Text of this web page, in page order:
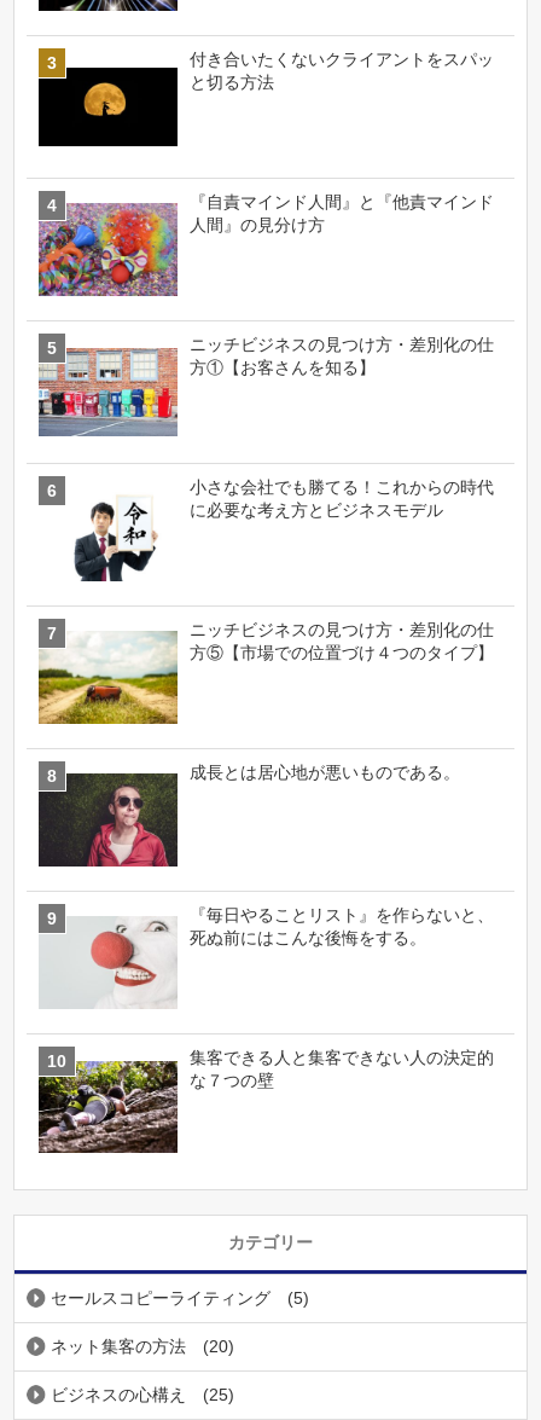
付き合いたくないクライアントをスパッ
と切る方法
『自責マインド人間』と『他責マインド
人間』の見分け方
ニッチビジネスの見つけ方・差別化の仕
方①【お客さんを知る】
小さな会社でも勝てる！これからの時代
に必要な考え方とビジネスモデル
ニッチビジネスの見つけ方・差別化の仕
方⑤【市場での位置づけ４つのタイプ】
成長とは居心地が悪いものである。
『毎日やることリスト』を作らないと、
死ぬ前にはこんな後悔をする。
集客できる人と集客できない人の決定的
な７つの壁
カテゴリー
セールスコピーライティング (5)
ネット集客の方法 (20)
ビジネスの心構え (25)